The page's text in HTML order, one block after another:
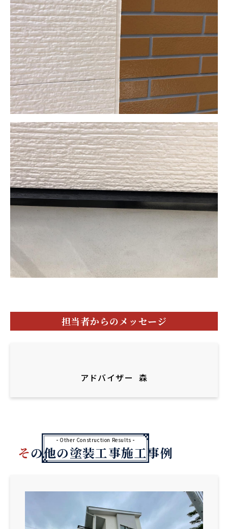
担当者からのメッセージ
アドバイザー 森
Other Construction Results
その他の塗装工事施工事例